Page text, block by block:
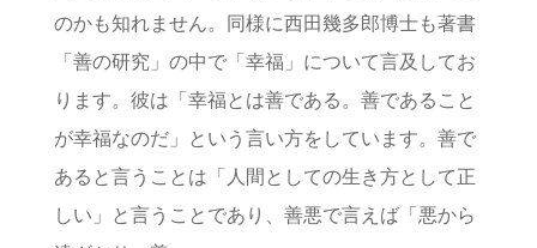
のかも知れません。同様に西田幾多郎博士も著書
「善の研究」の中で「幸福」について言及してお
ります。彼は「幸福とは善である。善であること
が幸福なのだ」という言い方をしています。善で
あると言うことは「人間としての生き方として正
しい」と言うことであり、善悪で言えば「悪から